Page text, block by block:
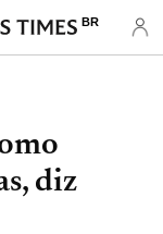
BR
diz